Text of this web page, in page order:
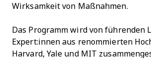
Wirksamkeit von Maßnahmen.
Das Programm wird von führenden
Expert:innen aus renommierten
Harvard, Yale und MIT